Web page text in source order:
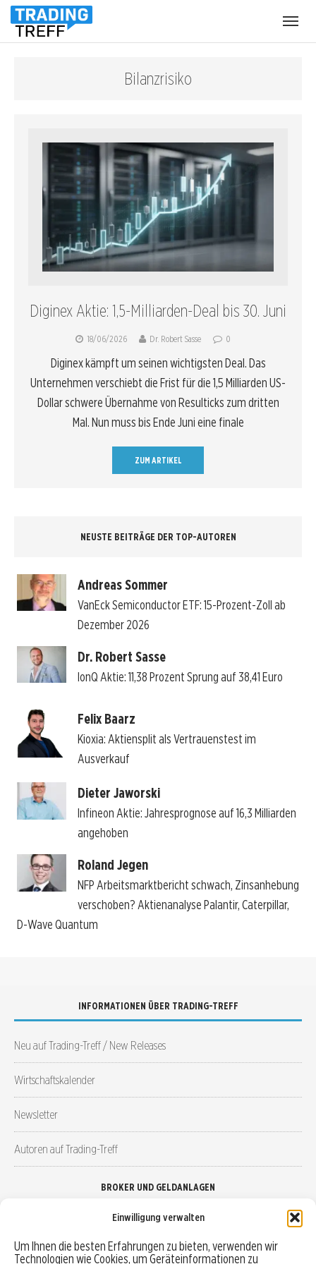
Einwilligung verwalten
Um Ihnen die besten Erfahrungen zu bieten, verwenden wir
Technologien wie Cookies, um Geräteinformationen zu
Bilanzrisiko
Diginex Aktie: 1,5-Milliarden-Deal bis 30. Juni
18/06/2026 Dr. Robert Sasse 0
Diginex kämpft um seinen wichtigsten Deal. Das
Unternehmen verschiebt die Frist für die 1,5 Milliarden US-
Dollar schwere Übernahme von Resulticks zum dritten
Mal. Nun muss bis Ende Juni eine finale
ZUM ARTIKEL
NEUSTE BEITRÄGE DER TOP-AUTOREN
Andreas Sommer
VanEck Semiconductor ETF: 15-Prozent-Zoll ab
Dezember 2026
Dr. Robert Sasse
IonQ Aktie: 11,38 Prozent Sprung auf 38,41 Euro
Felix Baarz
Kioxia: Aktiensplit als Vertrauenstest im
Ausverkauf
Dieter Jaworski
Infineon Aktie: Jahresprognose auf 16,3 Milliarden
angehoben
Roland Jegen
NFP Arbeitsmarktbericht schwach, Zinsanhebung
verschoben? Aktienanalyse Palantir, Caterpillar,
D-Wave Quantum
INFORMATIONEN ÜBER TRADING-TREFF
Neu auf Trading-Treff / New Releases
Wirtschaftskalender
Newsletter
Autoren auf Trading-Treff
BROKER UND GELDANLAGEN